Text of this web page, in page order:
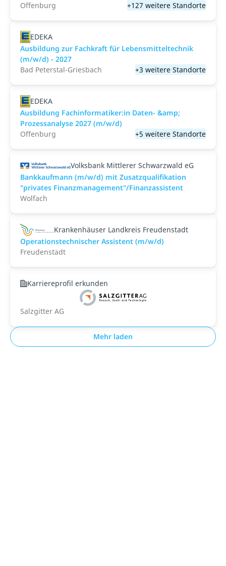
Offenburg
+127 weitere Standorte
EDEKA
Ausbildung zur Fachkraft für Lebensmitteltechnik
(m/w/d) - 2027
Bad Peterstal-Griesbach
+3 weitere Standorte
EDEKA
Ausbildung Fachinformatiker:in Daten- &amp;
Prozessanalyse 2027 (m/w/d)
Offenburg
+5 weitere Standorte
Volksbank Mittlerer Schwarzwald eG
Bankkaufmann (m/w/d) mit Zusatzqualifikation
"privates Finanzmanagement"/Finanzassistent
Wolfach
Krankenhäuser Landkreis Freudenstadt
Operationstechnischer Assistent (m/w/d)
Freudenstadt
Karriereprofil erkunden
Salzgitter AG
Mehr laden